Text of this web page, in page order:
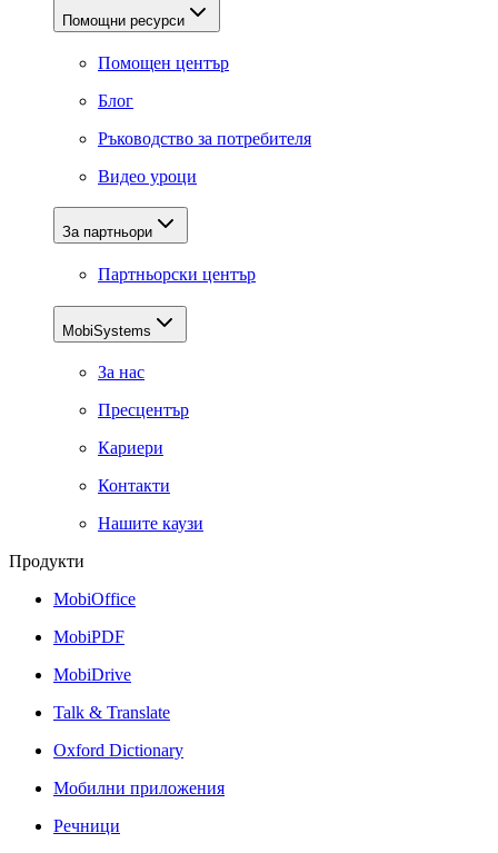
Помощни ресурси
Помощен център
Блог
Ръководство за потребителя
Видео уроци
За партньори
Партньорски център
MobiSystems
За нас
Пресцентър
Кариери
Контакти
Нашите каузи
Продукти
MobiOffice
MobiPDF
MobiDrive
Talk & Translate
Oxford Dictionary
Мобилни приложения
Речници